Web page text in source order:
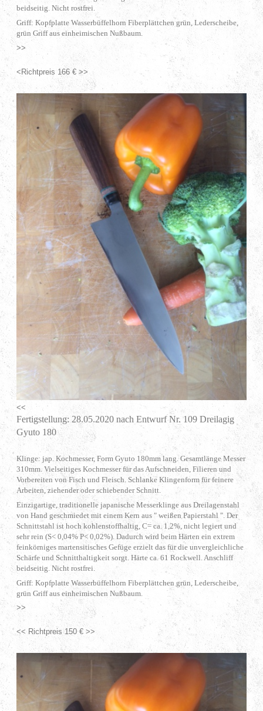
beidseitig. Nicht rostfrei.
Griff: Kopfplatte Wasserbüffelhorn Fiberplättchen grün, Lederscheibe,
grün Griff aus einheimischen Nußbaum.
>>
<Richtpreis 166 € >>
<<
Fertigstellung: 28.05.2020 nach Entwurf Nr. 109 Dreilagig
Gyuto 180
Klinge: jap. Kochmesser, Form Gyuto 180mm lang. Gesamtlänge Messer
310mm. Vielseitiges Kochmesser für das Aufschneiden, Filieren und
Vorbereiten von Fisch und Fleisch. Schlanke Klingenform für feinere
Arbeiten, ziehender oder schiebender Schnitt.
Einzigartige, traditionelle japanische Messerklinge aus Dreilagenstahl
von Hand geschmiedet mit einem Kern aus " weißen Papierstahl ". Der
Schnittstahl ist hoch kohlenstoffhaltig, C= ca. 1,2%, nicht legiert und
sehr rein (S< 0,04% P< 0,02%). Dadurch wird beim Härten ein extrem
feinkörniges martensitisches Gefüge erzielt das für die unvergleichliche
Schärfe und Schnitthaltigkeit sorgt. Härte ca. 61 Rockwell. Anschliff
beidseitig. Nicht rostfrei.
Griff: Kopfplatte Wasserbüffelhorn Fiberplättchen grün, Lederscheibe,
grün Griff aus einheimischen Nußbaum.
>>
<< Richtpreis 150 € >>